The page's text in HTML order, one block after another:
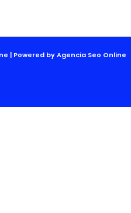
| Powered by Agencia Seo Online